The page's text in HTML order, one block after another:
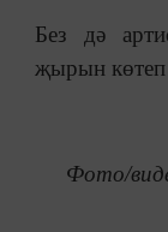
Без дә
җырын көтеп
Фото/